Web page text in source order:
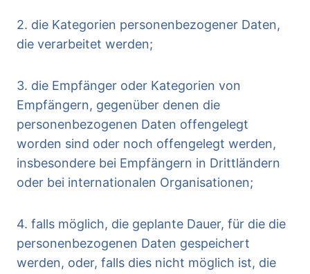
2. die Kategorien personenbezogener Daten,
die verarbeitet werden;
3. die Empfänger oder Kategorien von
Empfängern, gegenüber denen die
personenbezogenen Daten offengelegt
worden sind oder noch offengelegt werden,
insbesondere bei Empfängern in Drittländern
oder bei internationalen Organisationen;
4. falls möglich, die geplante Dauer, für die die
personenbezogenen Daten gespeichert
werden, oder, falls dies nicht möglich ist, die